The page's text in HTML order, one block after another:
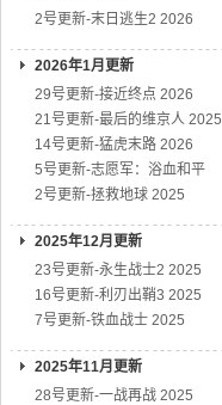
2号更新-末日逃生2 2026
2026年1月更新
29号更新-接近终点 2026
21号更新-最后的维京人 2025
14号更新-猛虎末路 2026
5号更新-志愿军：浴血和平
2号更新-拯救地球 2025
2025年12月更新
23号更新-永生战士2 2025
16号更新-利刃出鞘3 2025
7号更新-铁血战士 2025
2025年11月更新
28号更新-一战再战 2025